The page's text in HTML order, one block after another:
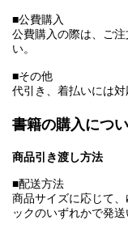
■公費購入
公費購入の際は、ご
い。
■その他
代引き、着払いには対
書籍の購入につ
商品引き渡し方法
■配送方法
商品サイズに応じて
ックのいずれかで発送